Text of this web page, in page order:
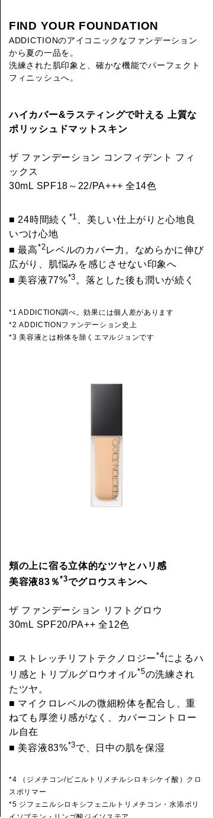
FIND YOUR FOUNDATION
ADDICTIONのアイコニックなファンデーション
から夏の一品を。
洗練された肌印象と、確かな機能でパーフェクト
フィニッシュへ。
ハイカバー&ラスティングで叶える 上質な
ポリッシュドマットスキン
ザ ファンデーション コンフィデント フィ
ックス
30mL SPF18～22/PA+++ 全14色
■ 24時間続く *1
、美しい仕上がりと心地良
いつけ心地
■ 最高*2レベルのカバー力。なめらかに伸び
広がり、肌悩みを感じさせない印象へ
■ 美容液77%*3。落とした後も潤いが続く
*1 ADDICTION調べ。効果には個人差があります
*2 ADDICTIONファンデーション史上
*3 美容液とは粉体を除くエマルジョンです
頬の上に宿る立体的なツヤとハリ感
美容液83％*3でグロウスキンへ
ザ ファンデーション リフトグロウ
30mL SPF20/PA++ 全12色
■ ストレッチリフトテクノロジー*4によるハ
リ感とトリプルグロウオイル*5の洗練され
たツヤ。
■ マイクロレベルの微細粉体を配合し、重
ねても厚塗り感がなく、カバーコントロー
ル自在
■ 美容液83%*3で、日中の肌を保湿
*4 （ジメチコン/ビニルトリメチルシロキシケイ酸）クロ
スポリマー
*5 ジフェニルシロキシフェニルトリメチコン・水添ポリ